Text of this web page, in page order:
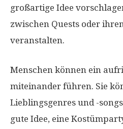
großartige Idee
zwischen Quests oder
veranstalten.
Menschen können ein
miteinander führen. Sie
Lieblingsgenres und -
gute Idee, eine